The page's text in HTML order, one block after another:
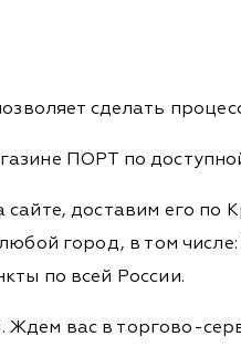
сделать
ПОРТ по
сайте, доставим его по
город, в том
по всей России.
вас в торгово-